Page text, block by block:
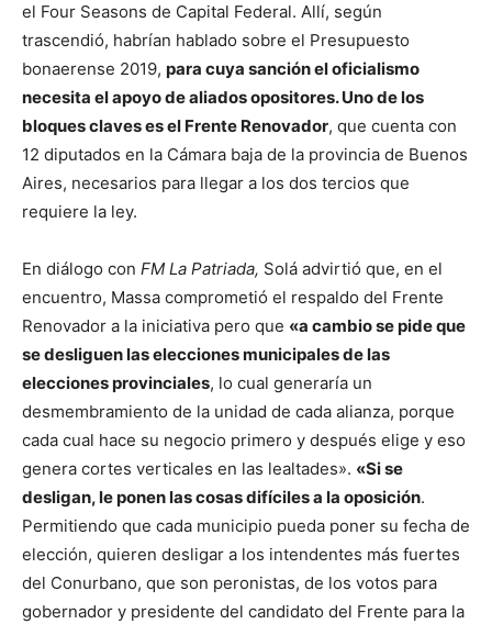
el Four Seasons de Capital Federal. Allí, según
trascendió, habrían hablado sobre el Presupuesto
bonaerense 2019, para cuya sanción el oficialismo
necesita el apoyo de aliados opositores. Uno de los
bloques claves es el Frente Renovador, que cuenta con
12 diputados en la Cámara baja de la provincia de Buenos
Aires, necesarios para llegar a los dos tercios que
requiere la ley.
En diálogo con FM La Patriada, Solá advirtió que, en el
encuentro, Massa comprometió el respaldo del Frente
Renovador a la iniciativa pero que «a cambio se pide que
se desliguen las elecciones municipales de las
elecciones provinciales, lo cual generaría un
desmembramiento de la unidad de cada alianza, porque
cada cual hace su negocio primero y después elige y eso
genera cortes verticales en las lealtades». «Si se
desligan, le ponen las cosas difíciles a la oposición.
Permitiendo que cada municipio pueda poner su fecha de
elección, quieren desligar a los intendentes más fuertes
del Conurbano, que son peronistas, de los votos para
gobernador y presidente del candidato del Frente para la